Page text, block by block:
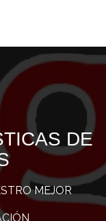
DE
MEJOR